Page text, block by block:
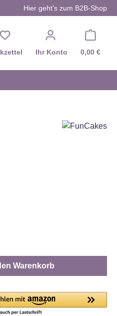
Hier geht’s zum B2B-Shop
Du hast 0 Produkte auf
Ihr Konto 0,00 €
Wert ein
Warenkorb